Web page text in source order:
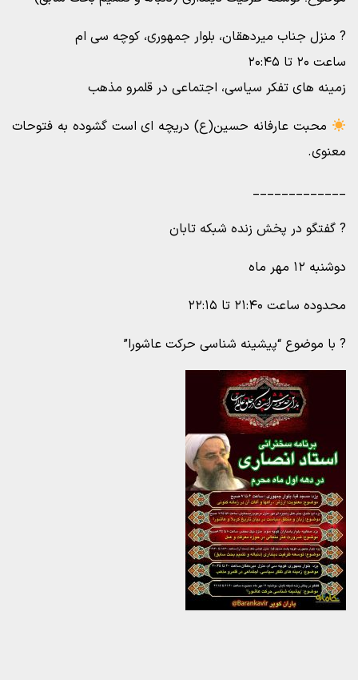
? منزل جناب میردهقان، بلوار جمهوری، کوچه سی ام
ساعت ۲۰ تا ۲۰:۴۵
زمینه های تفکر سیاسی، اجتماعی در قلمرو مذهب
محبت عارفانه حسین(ع) دریچه ای است گشوده به فتوحات
معنوی.
_____________
? گفتگو در پخش زنده شبکه تابان
دوشنبه ۱۲ مهر ماه
محدوده ساعت ۲۱:۴۰ تا ۲۲:۱۵
? با موضوع “پیشینه شناسی حرکت عاشورا”